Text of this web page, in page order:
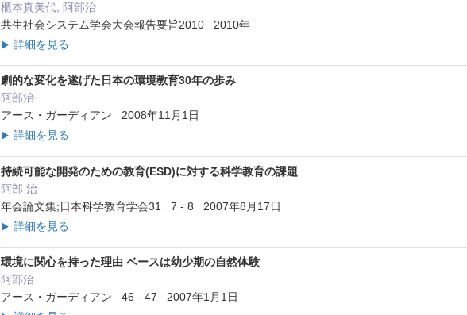
櫃本真美代, 阿部治
共生社会システム学会大会報告要旨2010 2010年
▶ 詳細を見る
劇的な変化を遂げた日本の環境教育30年の歩み
阿部治
アース・ガーディアン 2008年11月1日
▶ 詳細を見る
持続可能な開発のための教育(ESD)に対する科学教育の課題
阿部 治
年会論文集;日本科学教育学会31 7 - 8 2007年8月17日
▶ 詳細を見る
環境に関心を持った理由 ベースは幼少期の自然体験
阿部治
アース・ガーディアン 46 - 47 2007年1月1日